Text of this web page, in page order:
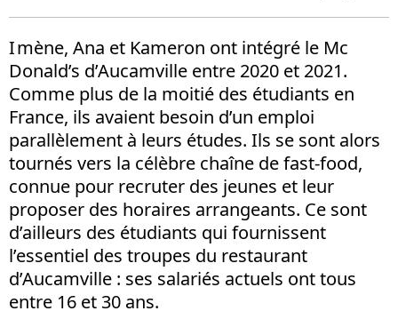
I mène, Ana et Kameron ont intégré le Mc
Donald’s d’Aucamville entre 2020 et 2021.
Comme plus de la moitié des étudiants en
France, ils avaient besoin d’un emploi
parallèlement à leurs études. Ils se sont alors
tournés vers la célèbre chaîne de fast-food,
connue pour recruter des jeunes et leur
proposer des horaires arrangeants. Ce sont
d’ailleurs des étudiants qui fournissent
l’essentiel des troupes du restaurant
d’Aucamville : ses salariés actuels ont tous
entre 16 et 30 ans.